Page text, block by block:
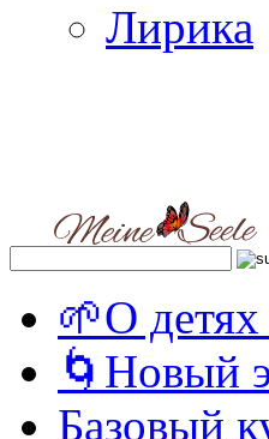
Лирика
🌱О детях
🌀Новый
Базовый